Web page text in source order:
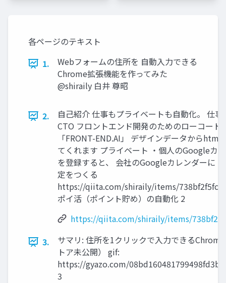
各ページのテキスト
1.
Webフォームの住所を 自動入力できる
Chrome拡張機能を作ってみた
@shiraily 白井 尊昭
2.
自己紹介 仕事もプライベートも自動化。 仕事
CTO フロントエンド開発のためのローコード
「FRONT-END.AI」 デザインデータから
てくれます プライベート ・個人のGoogleカ
を登録すると、 会社のGoogleカレンダーに
定をつくる
https://qiita.com/shiraily/items/
ポイ活（ポイント貯め）の自動化 2
https://qiita.com/shiraily/items/
3.
サマリ: 住所を1クリックで入力できる
トア未公開） gif:
https://gyazo.com/
3